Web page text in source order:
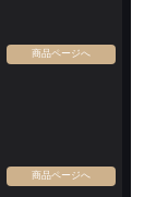
商品ページへ
商品ページへ